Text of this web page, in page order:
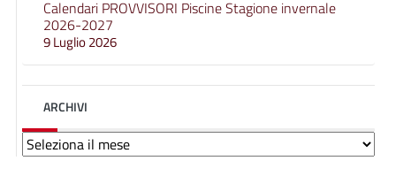
Calendari PROVVISORI Piscine Stagione invernale
2026-2027
9 Luglio 2026
ARCHIVI
Archivi